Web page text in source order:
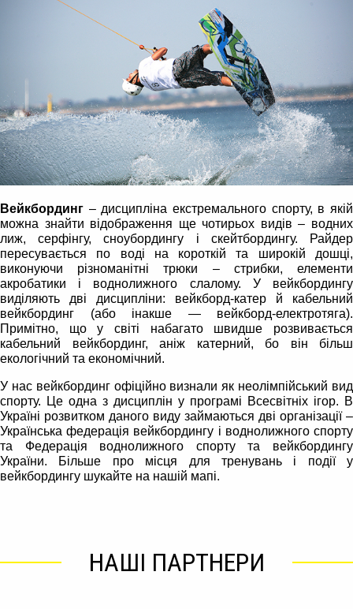
Вейкбординг – дисципліна екстремального спорту, в якій
можна знайти відображення ще чотирьох видів – водних
лиж, серфінгу, сноубордингу і скейтбордингу. Райдер
пересувається по воді на короткій та широкій дошці,
виконуючи різноманітні трюки – стрибки, елементи
акробатики і воднолижного слалому. У вейкбордингу
виділяють дві дисципліни: вейкборд-катер й кабельний
вейкбординг (або інакше — вейкборд-електротяга).
Примітно, що у світі набагато швидше розвивається
кабельний вейкбординг, аніж катерний, бо він більш
екологічний та економічний.
У нас вейкбординг офіційно визнали як неолімпійський вид
спорту. Це одна з дисциплін у програмі Всесвітніх ігор. В
Україні розвитком даного виду займаються дві організації –
Українська федерація вейкбордингу і воднолижного спорту
та Федерація воднолижного спорту та вейкбордингу
України. Більше про місця для тренувань і події у
вейкбордингу шукайте на нашій мапі.
НАШІ ПАРТНЕРИ